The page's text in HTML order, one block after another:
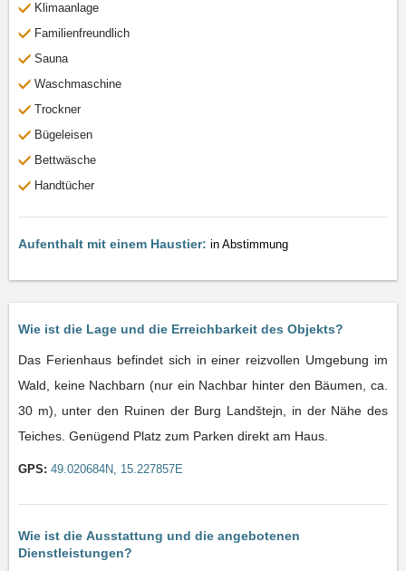
Klimaanlage
Familienfreundlich
Sauna
Waschmaschine
Trockner
Bügeleisen
Bettwäsche
Handtücher
Aufenthalt mit einem Haustier: in Abstimmung
Wie ist die Lage und die Erreichbarkeit des Objekts?
Das Ferienhaus befindet sich in einer reizvollen Umgebung im
Wald, keine Nachbarn (nur ein Nachbar hinter den Bäumen, ca.
30 m), unter den Ruinen der Burg Landštejn, in der Nähe des
Teiches. Genügend Platz zum Parken direkt am Haus.
GPS: 49.020684N, 15.227857E
Wie ist die Ausstattung und die angebotenen
Dienstleistungen?